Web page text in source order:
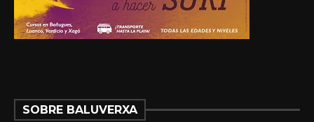
SOBRE BALUVERXA